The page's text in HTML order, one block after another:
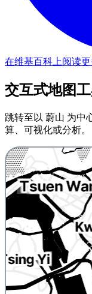
在维基百科上阅读
交互式地图
跳转至以 蔚山 为中
算、可视化或分析。